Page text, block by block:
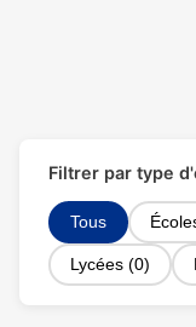
Filtrer par type
Tous
Lycées (0)